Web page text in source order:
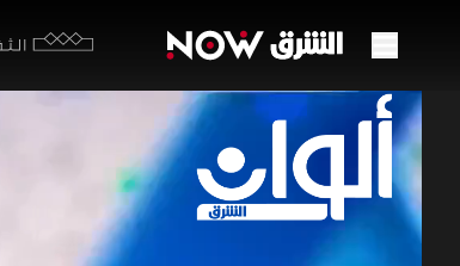
الثقافية